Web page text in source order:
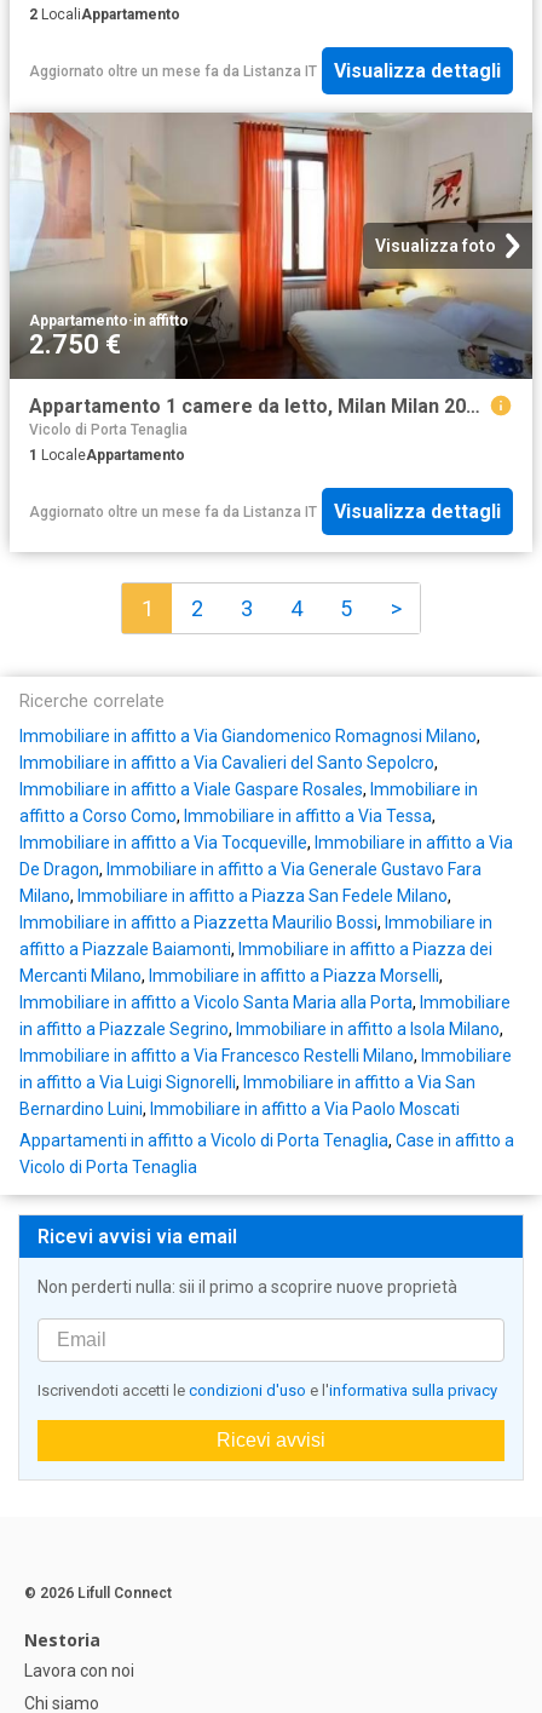
2 LocaliAppartamento
Aggiornato oltre un mese fa da Listanza IT Visualizza dettagli
Visualizza foto
Appartamento·in affitto
2.750 €
Appartamento 1 camere da letto, Milan Milan 20124 ES96209436
Vicolo di Porta Tenaglia
1 LocaleAppartamento
Aggiornato oltre un mese fa da Listanza IT Visualizza dettagli
1 2 3 4 5 >
Ricerche correlate
Immobiliare in affitto a Via Giandomenico Romagnosi Milano,
Immobiliare in affitto a Via Cavalieri del Santo Sepolcro,
Immobiliare in affitto a Viale Gaspare Rosales, Immobiliare in
affitto a Corso Como, Immobiliare in affitto a Via Tessa,
Immobiliare in affitto a Via Tocqueville, Immobiliare in affitto a Via
De Dragon, Immobiliare in affitto a Via Generale Gustavo Fara
Milano, Immobiliare in affitto a Piazza San Fedele Milano,
Immobiliare in affitto a Piazzetta Maurilio Bossi, Immobiliare in
affitto a Piazzale Baiamonti, Immobiliare in affitto a Piazza dei
Mercanti Milano, Immobiliare in affitto a Piazza Morselli,
Immobiliare in affitto a Vicolo Santa Maria alla Porta, Immobiliare
in affitto a Piazzale Segrino, Immobiliare in affitto a Isola Milano,
Immobiliare in affitto a Via Francesco Restelli Milano, Immobiliare
in affitto a Via Luigi Signorelli, Immobiliare in affitto a Via San
Bernardino Luini, Immobiliare in affitto a Via Paolo Moscati
Appartamenti in affitto a Vicolo di Porta Tenaglia, Case in affitto a
Vicolo di Porta Tenaglia
Ricevi avvisi via email
Non perderti nulla: sii il primo a scoprire nuove proprietà
Iscrivendoti accetti le condizioni d'uso e l'informativa sulla privacy
Ricevi avvisi
© 2026 Lifull Connect
Nestoria
Lavora con noi
Chi siamo